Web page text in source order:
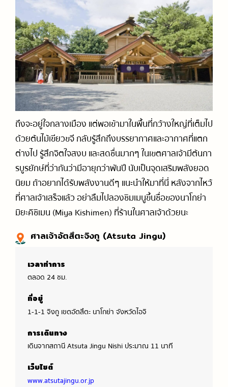
ถึงจะอยู่ใจกลางเมือง แต่พอเข้ามาในพื้นที่กว้างใหญ่ที่เต็มไป
ด้วยต้นไม้เขียวขจี กลับรู้สึกถึงบรรยากาศและอากาศที่แตก
ต่างไป รู้สึกจิตใจสงบ และสดชื่นมากๆ ในเขตศาลเจ้ามีต้นกา
รบูรยักษ์ที่ว่ากันว่ามีอายุกว่าพันปี นับเป็นจุดเสริมพลังยอด
นิยม ถ้าอยากได้รับพลังงานดีๆ แนะนำให้มาที่นี่ หลังจากไหว้
ที่ศาลเจ้าเสร็จแล้ว อย่าลืมไปลองชิมเมนูขึ้นชื่อของนาโกย่า
มิยะคิชิเมน (Miya Kishimen) ที่ร้านในศาลเจ้าด้วยนะ
ศาลเจ้าอัตสึตะจิงกู (Atsuta Jingu)
เวลาทำการ
ตลอด 24 ชม.
ที่อยู่
1-1-1 จิงกู เขตอัตสึตะ นาโกย่า จังหวัดไอจิ
การเดินทาง
เดินจากสถานี Atsuta Jingu Nishi ประมาณ 11 นาที
เว็บไซต์
www.atsutajingu.or.jp